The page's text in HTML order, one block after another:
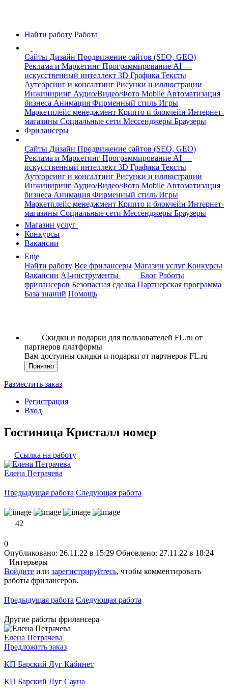
Найти работу Работа
Сайты Дизайн Продвижение сайтов (SEO, GEO)
Реклама и Маркетинг Программирование AI —
искусственный интеллект 3D Графика Тексты
Аутсорсинг и консалтинг Рисунки и иллюстрации
Инжиниринг Аудио/Видео/Фото Mobile Автоматизация
бизнеса Анимация Фирменный стиль Игры
Маркетплейс менеджмент Крипто и блокчейн Интернет-
магазины Социальные сети Мессенджеры Браузеры
Фрилансеры
Сайты Дизайн Продвижение сайтов (SEO, GEO)
Реклама и Маркетинг Программирование AI —
искусственный интеллект 3D Графика Тексты
Аутсорсинг и консалтинг Рисунки и иллюстрации
Инжиниринг Аудио/Видео/Фото Mobile Автоматизация
бизнеса Анимация Фирменный стиль Игры
Маркетплейс менеджмент Крипто и блокчейн Интернет-
магазины Социальные сети Мессенджеры Браузеры
Магазин услуг
Конкурсы
Вакансии
Еще
Найти работу Все фрилансеры Магазин услуг Конкурсы
Вакансии AI-инструменты Блог Работы
фрилансеров Безопасная сделка Партнерская программа
База знаний Помощь
Скидки и подарки для пользователей FL.ru от
партнеров платформы
Вам доступны скидки и подарки от партнеров FL.ru
Понятно
Разместить заказ
Регистрация
Вход
Гостиница Кристалл номер
Ссылка на работу
Елена Петрачева
Предыдущая работа Следующая работа
42
0
Опубликовано: 26.11.22 в 15:29 Обновлено: 27.11.22 в 18:24
Интерьеры
Войдите или зарегистрируйтесь, чтобы комментировать
работы фрилансеров.
Предыдущая работа Следующая работа
Другие работы фрилансера
Елена Петрачева
Предложить заказ
КП Барский Луг Кабинет
КП Барский Луг Сауна